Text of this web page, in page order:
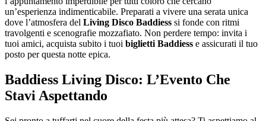
un’esperienza indimenticabile. Preparati a vivere una serata unica
dove l’atmosfera del Living Disco Baddiess si fonde con ritmi
travolgenti e scenografie mozzafiato. Non perdere tempo: invita i
tuoi amici, acquista subito i tuoi biglietti Baddiess e assicurati il tuo
posto per questa notte epica.
Baddiess Living Disco: L’Evento Che
Stavi Aspettando